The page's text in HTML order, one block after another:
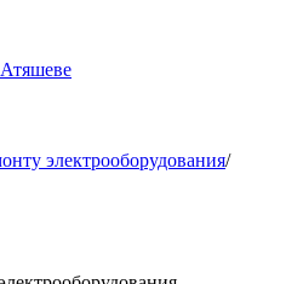
электрооборудования/